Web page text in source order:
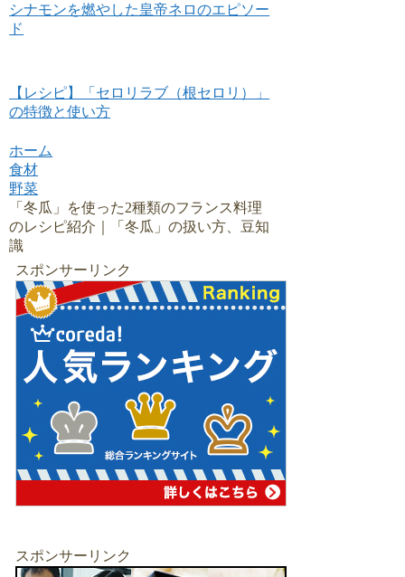
シナモンを燃やした皇帝ネロのエピソー
ド
【レシピ】「セロリラブ（根セロリ）」
の特徴と使い方
ホーム
食材
野菜
「冬瓜」を使った2種類のフランス料理
のレシピ紹介｜「冬瓜」の扱い方、豆知
識
スポンサーリンク
スポンサーリンク